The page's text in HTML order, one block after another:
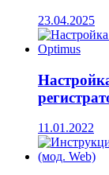
23.04.2025
11.01.2022